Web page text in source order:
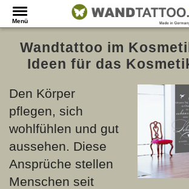
Menü
Wandtattoo im
Ideen für das
Den Körper
pflegen, sich
wohlfühlen und gut
aussehen. Diese
Ansprüche stellen
Menschen seit